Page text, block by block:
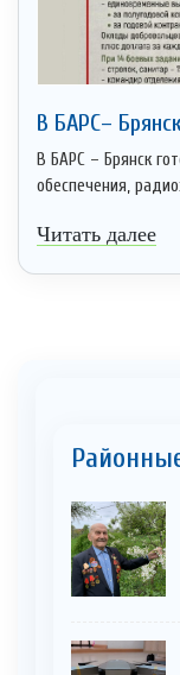
В БАРС–
В БАРС – Брянск
обеспечения,
Читать далее